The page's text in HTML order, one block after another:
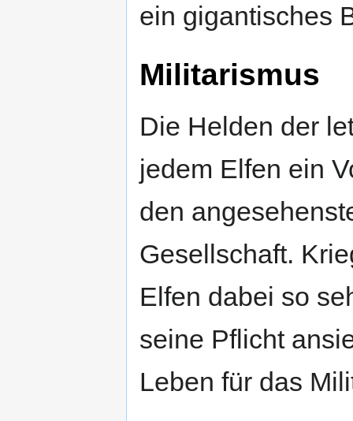
ein gigantisches
Militarismus
Die Helden der
jedem Elfen ein
den
Gesellschaft.
Elfen dabei so
seine Pflicht
Leben für das